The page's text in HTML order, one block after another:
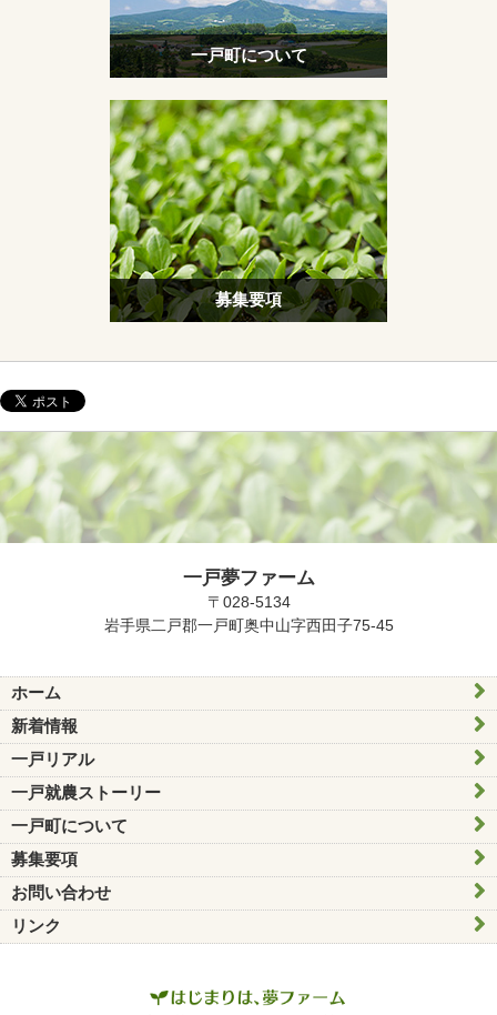
一戸町について
募集要項
一戸夢ファーム
〒028-5134
岩手県二戸郡一戸町奥中山字西田子75-45
ホーム
新着情報
一戸リアル
一戸就農ストーリー
一戸町について
募集要項
お問い合わせ
リンク